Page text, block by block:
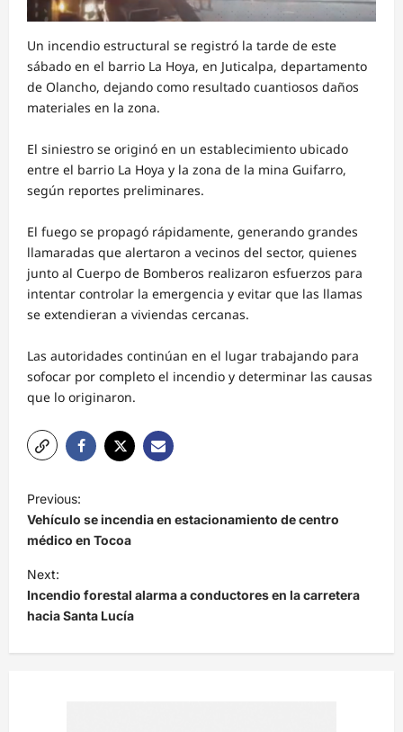
Un incendio estructural se registró la tarde de este
sábado en el barrio La Hoya, en Juticalpa, departamento
de Olancho, dejando como resultado cuantiosos daños
materiales en la zona.
El siniestro se originó en un establecimiento ubicado
entre el barrio La Hoya y la zona de la mina Guifarro,
según reportes preliminares.
El fuego se propagó rápidamente, generando grandes
llamaradas que alertaron a vecinos del sector, quienes
junto al Cuerpo de Bomberos realizaron esfuerzos para
intentar controlar la emergencia y evitar que las llamas
se extendieran a viviendas cercanas.
Las autoridades continúan en el lugar trabajando para
sofocar por completo el incendio y determinar las causas
que lo originaron.
N
a
v
e
g
a
c
Previous:
Vehículo se incendia en estacionamiento de centro
médico en Tocoa
Next:
Incendio forestal alarma a conductores en la carretera
hacia Santa Lucía